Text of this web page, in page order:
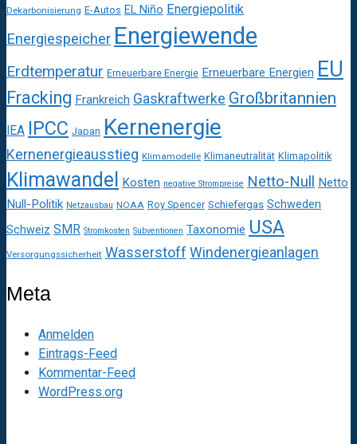
Dekarbonisierung E-Autos EL Niño Energiepolitik
Energiespeicher Energiewende
Erdtemperatur Erneuerbare Energie Erneuerbare Energien EU
Fracking Frankreich Gaskraftwerke Großbritannien
IEA IPCC Japan Kernenergie
Kernenergieausstieg Klimamodelle Klimaneutralität Klimapolitik
Klimawandel Kosten negative Strompreise Netto-Null Netto
Null-Politik Netzausbau NOAA Roy Spencer Schiefergas Schweden
Schweiz SMR Stromkosten Subventionen Taxonomie USA
Versorgungssicherheit Wasserstoff Windenergieanlagen
Meta
Anmelden
Eintrags-Feed
Kommentar-Feed
WordPress.org